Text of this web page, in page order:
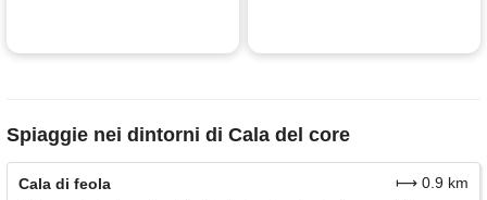
Spiaggie nei dintorni di Cala del core
Cala di feola
⟼ 0.9 km